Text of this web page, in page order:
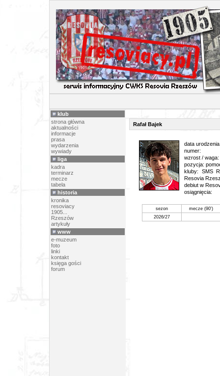
klub
strona główna
aktualności
informacje
prasa
wydarzenia
wywiady
liga
kadra
terminarz
mecze
tabela
historia
kronika
resoviacy
1905...
Rzeszów
artykuły
www
e-muzeum
foto
linki
kontakt
księga gości
forum
Rafał Bajek
data
numer:
wzrost / waga:
pozycja:
kluby: SMS
Resovia
debiut w
osiągnięcia:
sezon
mecze (90')
2026/27